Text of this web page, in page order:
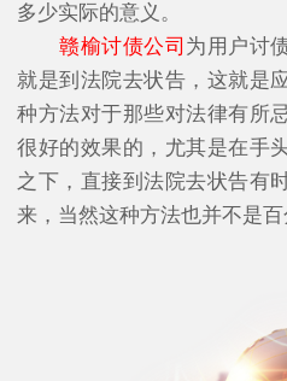
多少实际的意义。
赣榆讨债公司 为用户讨
就是到法院去状告，这就是
种方法对于那些对法律有所
很好的效果的，尤其是在手
之下，直接到法院去状告有
来，当然这种方法也并不是百